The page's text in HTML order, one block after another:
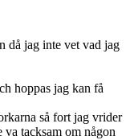
då jag inte vet vad jag
hoppas jag kan få
så fort jag vrider
tacksam om någon